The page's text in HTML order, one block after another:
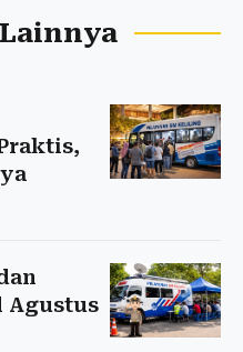
Agustus